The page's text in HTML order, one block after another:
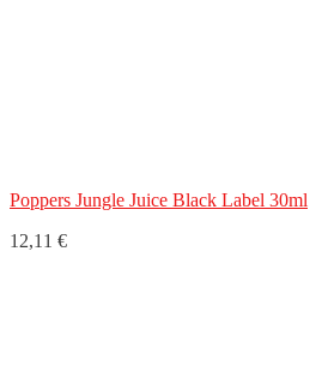
Poppers Jungle Juice Black Label 30ml
12,11 €